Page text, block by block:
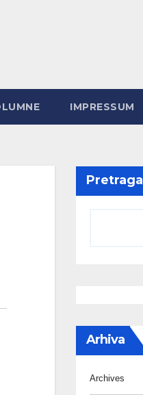
IMPRESSUM
Pretraga
Arhiva
Archives